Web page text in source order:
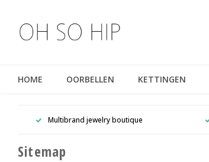
HOME OORBELLEN KETTINGEN
Multibrand jewelry boutique
Sitemap